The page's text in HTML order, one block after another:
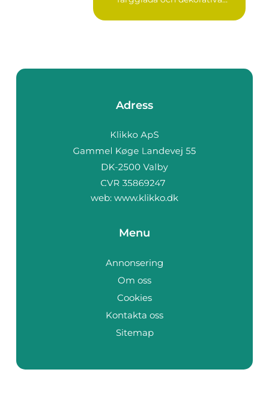
Adress
web: www.klikko.dk
Menu
Annonsering
Om oss
Cookies
Kontakta oss
Sitemap